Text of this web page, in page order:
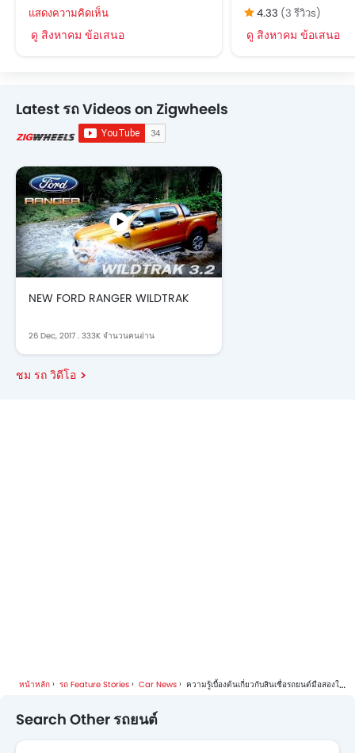
แสดงความคิดเห็น
ดู สิงหาคม ข้อเสนอ
4.33 (3 รีวิวs)
ดู สิงหาคม ข้อเสนอ
Latest รถ Videos on Zigwheels
NEW FORD RANGER WILDTRAK
26 Dec, 2017 . 333K จำนวนคนอ่าน
ชม รถ วิดีโอ
หน้าหลัก รถ Feature Stories Car News ความรู้เบื้องต้นเกี่ยวกับสินเชื่อรถยนต์มือสองในประเทศไทย – คู่มือสำหรับผู้เริ่มต้น
Search Other รถยนต์